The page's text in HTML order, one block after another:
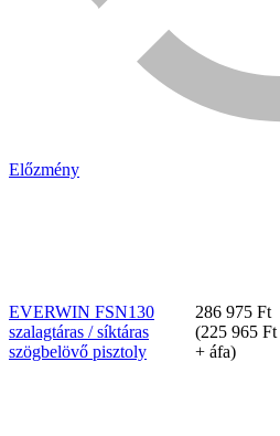
Előzmény
EVERWIN FSN130
szalagtáras / síktáras
szögbelövő pisztoly
286 975 Ft
(225 965 Ft
+ áfa)